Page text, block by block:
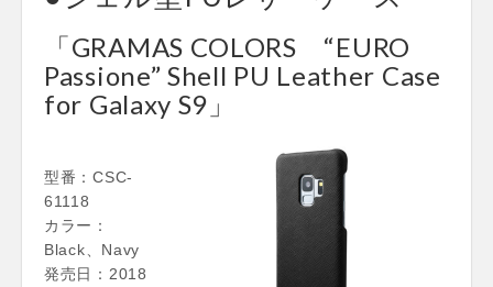
「GRAMAS COLORS “EURO
Passione” Shell PU Leather Case
for Galaxy S9」
型番：CSC-
61118
カラー：
Black、Navy
発売日：2018